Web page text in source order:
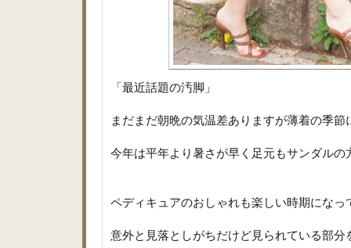
「最近話題の汚脚」
まだまだ朝晩の気温差ありますが薄着の季節
今年は平年より暑さが早く足元もサンダルの
ペディキュアのおしゃれも楽しい時期になっ
意外と見落としがちだけど見られている部分